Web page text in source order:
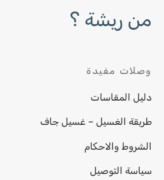
من ريشة ؟
وصلات مفيدة
دليل المقاسات
طريقة الغسيل – غسيل جاف
الشروط والاحكام
سياسة التوصيل